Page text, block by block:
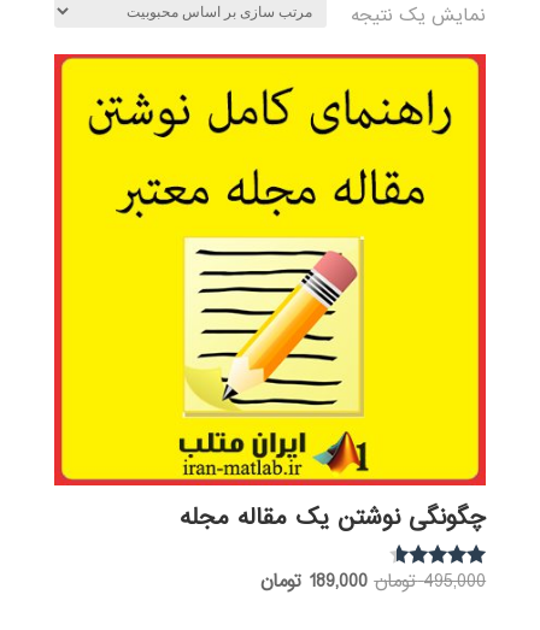
نمایش یک نتیجه
چگونگی نوشتن یک مقاله مجله
نمره
495,000 تومان قیمت
189,000 تومانقیمت